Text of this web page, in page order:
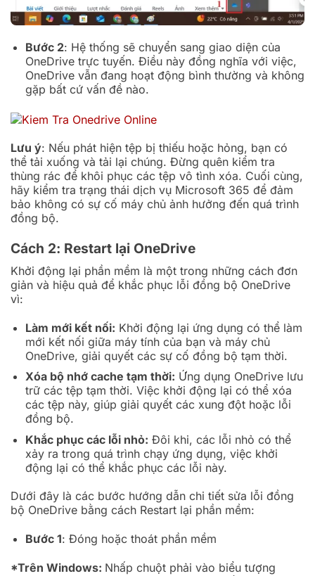
Bước 2: Hệ thống sẽ chuyển sang giao diện của
OneDrive trực tuyến. Điều này đồng nghĩa với việc,
OneDrive vẫn đang hoạt động bình thường và không
gặp bất cứ vấn đề nào.
Lưu ý: Nếu phát hiện tệp bị thiếu hoặc hỏng, bạn có
thể tải xuống và tải lại chúng. Đừng quên kiểm tra
thùng rác để khôi phục các tệp vô tình xóa. Cuối cùng,
hãy kiểm tra trạng thái dịch vụ Microsoft 365 để đảm
bảo không có sự cố máy chủ ảnh hưởng đến quá trình
đồng bộ.
Cách 2: Restart lại OneDrive
Khởi động lại phần mềm là một trong những cách đơn
giản và hiệu quả để khắc phục lỗi đồng bộ OneDrive
vì:
Làm mới kết nối: Khởi động lại ứng dụng có thể làm
mới kết nối giữa máy tính của bạn và máy chủ
OneDrive, giải quyết các sự cố đồng bộ tạm thời.
Xóa bộ nhớ cache tạm thời: Ứng dụng OneDrive lưu
trữ các tệp tạm thời. Việc khởi động lại có thể xóa
các tệp này, giúp giải quyết các xung đột hoặc lỗi
đồng bộ.
Khắc phục các lỗi nhỏ: Đôi khi, các lỗi nhỏ có thể
xảy ra trong quá trình chạy ứng dụng, việc khởi
động lại có thể khắc phục các lỗi này.
Dưới đây là các bước hướng dẫn chi tiết sửa lỗi đồng
bộ OneDrive bằng cách Restart lại phần mềm:
Bước 1: Đóng hoặc thoát phần mềm
*Trên Windows: Nhấp chuột phải vào biểu tượng